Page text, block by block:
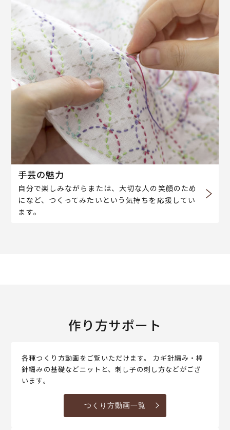
手芸の魅力
自分で楽しみながらまたは、大切な人の笑顔のため
になど、つくってみたいという気持ちを応援してい
ます。
作り方サポート
各種つくり方動画をご覧いただけます。 カギ針編み・棒
針編みの基礎などニットと、刺し子の刺し方などがござ
います。
つくり方動画一覧